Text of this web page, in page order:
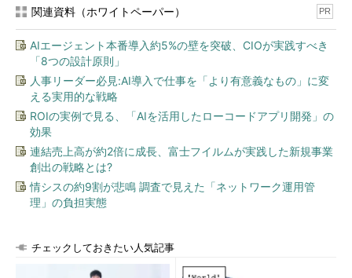
関連資料（ホワイトペーパー） PR
AIエージェント本番導入約5%の壁を突破、CIOが実践すべき
「8つの設計原則」
人事リーダー必見:AI導入で仕事を「より有意義なもの」に変
える実用的な戦略
ROIの実例で見る、「AIを活用したローコードアプリ開発」の
効果
連結売上高が約2倍に成長、富士フイルムが実践した新規事業
創出の戦略とは?
情シスの約9割が悲鳴 調査で見えた「ネットワーク運用管
理」の負担実態
チェックしておきたい人気記事